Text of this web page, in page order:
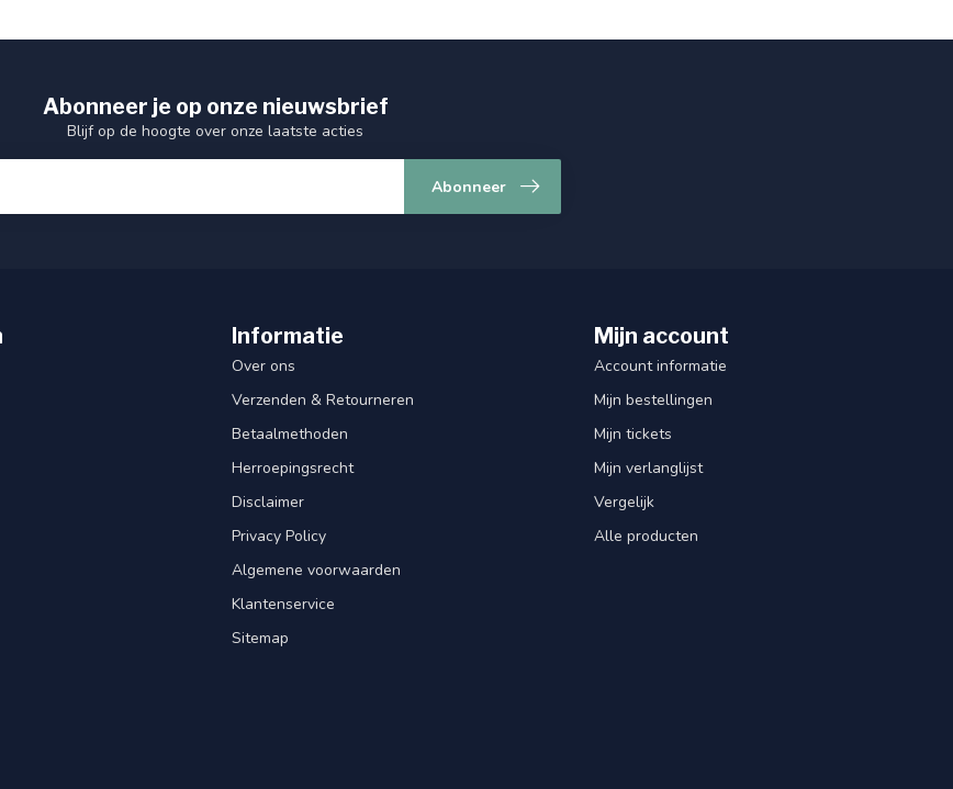
Abonneer je op onze nieuwsbrief
Blijf op de hoogte over onze laatste acties
Abonneer
Informatie
Over ons
Verzenden & Retourneren
Betaalmethoden
Herroepingsrecht
Disclaimer
Privacy Policy
Algemene voorwaarden
Klantenservice
Sitemap
Mijn account
Account informatie
Mijn bestellingen
Mijn tickets
Mijn verlanglijst
Vergelijk
Alle producten